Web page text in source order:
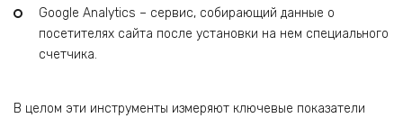
Google Analytics – сервис, собирающий данные о
посетителях сайта после установки на нем специального
счетчика.
В целом эти инструменты измеряют ключевые показатели